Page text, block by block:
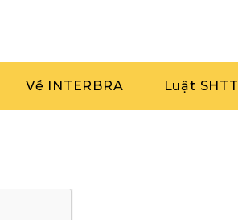
Về INTERBRA Luật SHTT